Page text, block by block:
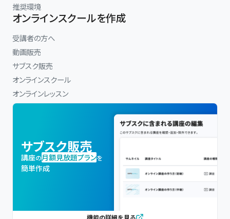
推奨環境
オンラインスクールを作成
受講者の方へ
動画販売
サブスク販売
オンラインスクール
オンラインレッスン
サブスク販売
講座の月額見放題プランを
簡単作成
機能の詳細を見る